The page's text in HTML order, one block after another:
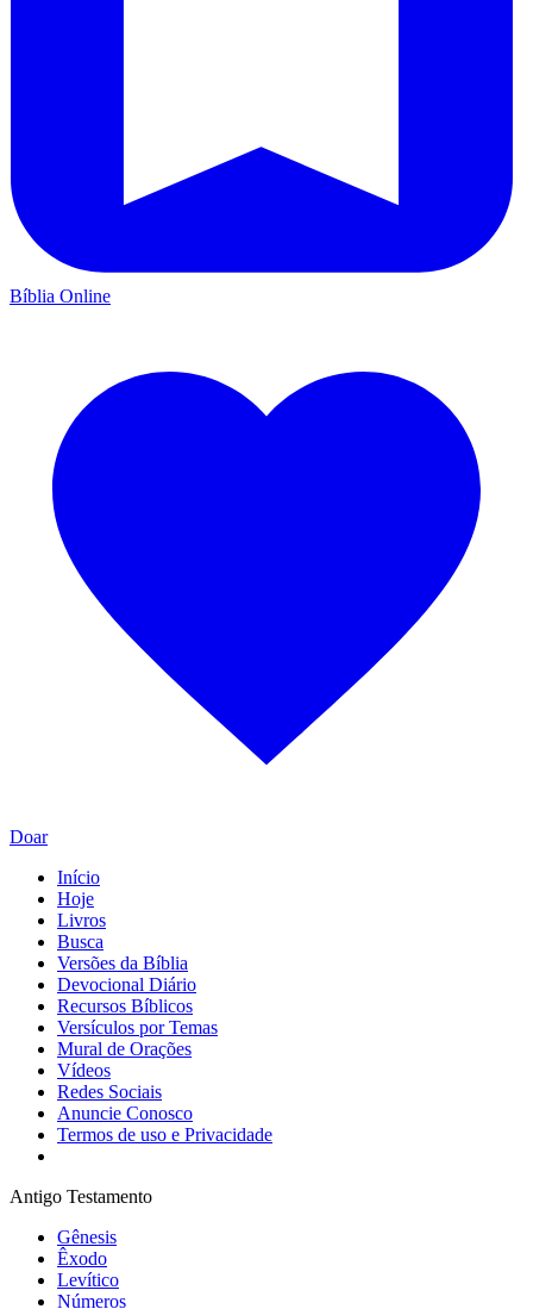
Bíblia Online
Doar
Início
Hoje
Livros
Busca
Versões da Bíblia
Devocional Diário
Recursos Bíblicos
Versículos por Temas
Mural de Orações
Vídeos
Redes Sociais
Anuncie Conosco
Termos de uso e Privacidade
Antigo Testamento
Gênesis
Êxodo
Levítico
Números